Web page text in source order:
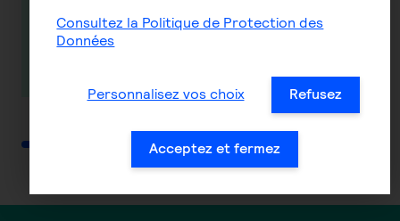
retraite
retraite
Consultez la Politique de Protection des
Données
Personnalisez vos choix Refusez
Acceptez et fermez